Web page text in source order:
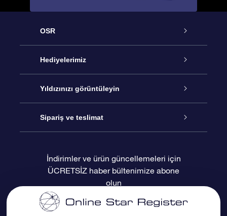
OSR
Hizmet
İletişim
Blogu
Değerlendirmeler
Hediyelerimiz
Çevrimiçi Yıldız Hediyesi
OSR Hediye Paketi
OSR Hediye Kartı
Kurumsal hediyeler
Yıldızınızı görüntüleyin
Star Register
Kişiselleştirilmiş Yıldız Sayfası
Bir Milyon Yıldız
Sipariş ve teslimat
Ödeme bilgileri
Sevkiyat bilgileri
İndirimler ve ürün güncellemeleri için
ÜCRETSİZ haber bültenimize abone
olun